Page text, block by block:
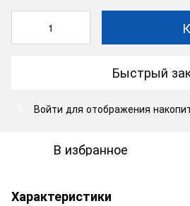
Быстрый
Войти для отображения
В избранное
Характеристики